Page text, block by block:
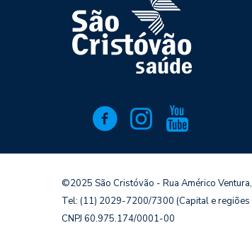
©2025 São Cristóvão - Rua Américo
Tel: (11) 2029-7200/7300 (Capital e
CNPJ 60.975.174/0001-00